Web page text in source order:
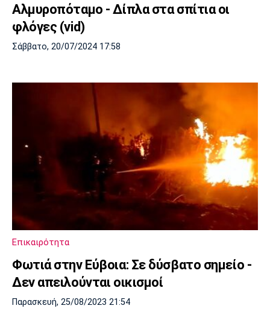
Αλμυροπόταμο - Δίπλα στα σπίτια οι
φλόγες (vid)
Σάββατο, 20/07/2024 17:58
Επικαιρότητα
Φωτιά στην Εύβοια: Σε δύσβατο σημείο -
Δεν απειλούνται οικισμοί
Παρασκευή, 25/08/2023 21:54